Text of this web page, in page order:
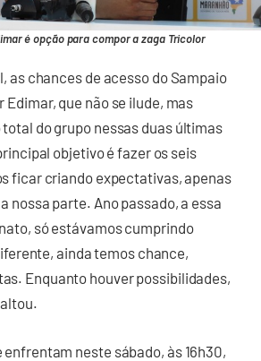
é opção para compor a zaga Tricolor
as chances de acesso do Sampaio
Edimar, que não se ilude, mas
do grupo nessas duas últimas
objetivo é fazer os seis
ficar criando expectativas, apenas
nossa parte. Ano passado, a essa
só estávamos cumprindo
ainda temos chance,
Enquanto houver possibilidades,
enfrentam neste sábado, às 16h30,